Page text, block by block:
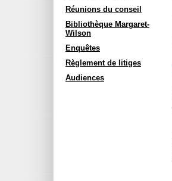
Réunions du conseil
Bibliothèque Margaret-
Wilson
Enquêtes
Règlement de litiges
Audiences